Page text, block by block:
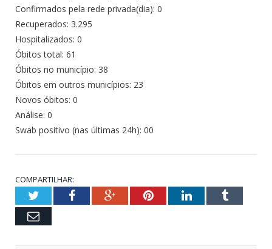
Confirmados pela rede privada(dia): 0
Recuperados: 3.295
Hospitalizados: 0
Óbitos total: 61
Óbitos no município: 38
Óbitos em outros municípios: 23
Novos óbitos: 0
Análise: 0
Swab positivo (nas últimas 24h): 00
COMPARTILHAR:
TwitterFacebookGoogle+Pinterest
LinkedIn
Email